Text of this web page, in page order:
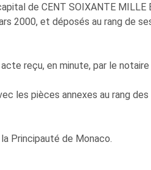
de CENT SOIXANTE
2000, et déposés au rang de
reçu, en minute, par le notaire
les pièces annexes au rang
Principauté de Monaco.